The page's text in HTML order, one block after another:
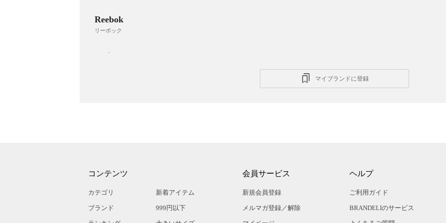
Reebok
リーボック
マイブランドに登録
コンテンツ
カテゴリ
ブランド
新着アイテム
999円以下
会員サービス
新規会員登録
メルマガ登録／解除
ヘルプ
ご利用ガイド
BRANDELIのサービス